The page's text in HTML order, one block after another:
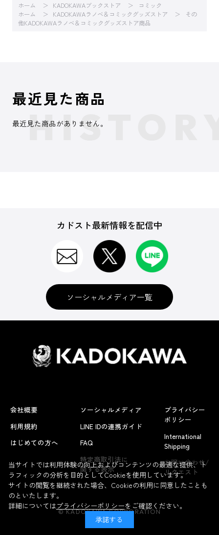
ホーム KADOKAWAブックストア
コミック
ホーム
KADOKAWAラノベ＆コミックグッズストア
その
他KADOKAWAラノベ＆コミックグッズストア商品
よくあるお問い合わせ
最近見た商品
最近見た商品がありません。
カドスト最新情報を配信中
ソーシャルメディア一覧
会社概要
利用規約
はじめての方へ
ソーシャルメディア
LINE IDの連携ガイド
FAQ
特定商取引法に
関する表示
プライバシー
ポリシー
International
Shipping
お問い合わせ/
リクエスト
© KADOKAWA CORPORATION
当サイトでは利用体験の向上およびコンテンツの最適な提供、ト
ラフィックの分析を目的としてCookieを使用しています。
サイトの閲覧を継続された場合、Cookieの利用に同意したことも
のといたします。
詳細についてはプライバシーポリシーをご確認ください。
承諾する